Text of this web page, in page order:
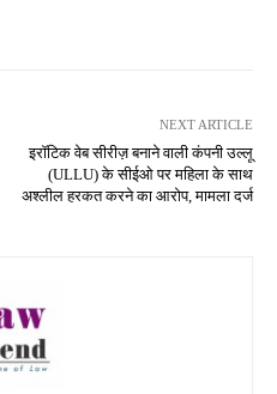
NEXT ARTICLE
इरॉटिक वेब सीरीज़ बनाने वाली कंपनी उल्लू
(ULLU) के सीईओ पर महिला के साथ
अश्लील हरकत करने का आरोप, मामला दर्ज